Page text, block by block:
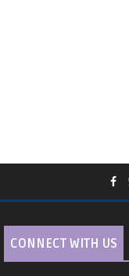
CONNECT WITH US